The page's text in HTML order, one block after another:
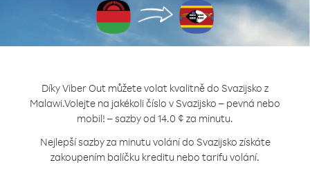
Díky Viber Out můžete volat kvalitně do Svazijsko z
Malawi.Volejte na jakékoli číslo v Svazijsko – pevná nebo
mobil! – sazby od 14.0 ¢ za minutu.
Nejlepší sazby za minutu volání do Svazijsko získáte
zakoupením balíčku kreditu nebo tarifu volání.